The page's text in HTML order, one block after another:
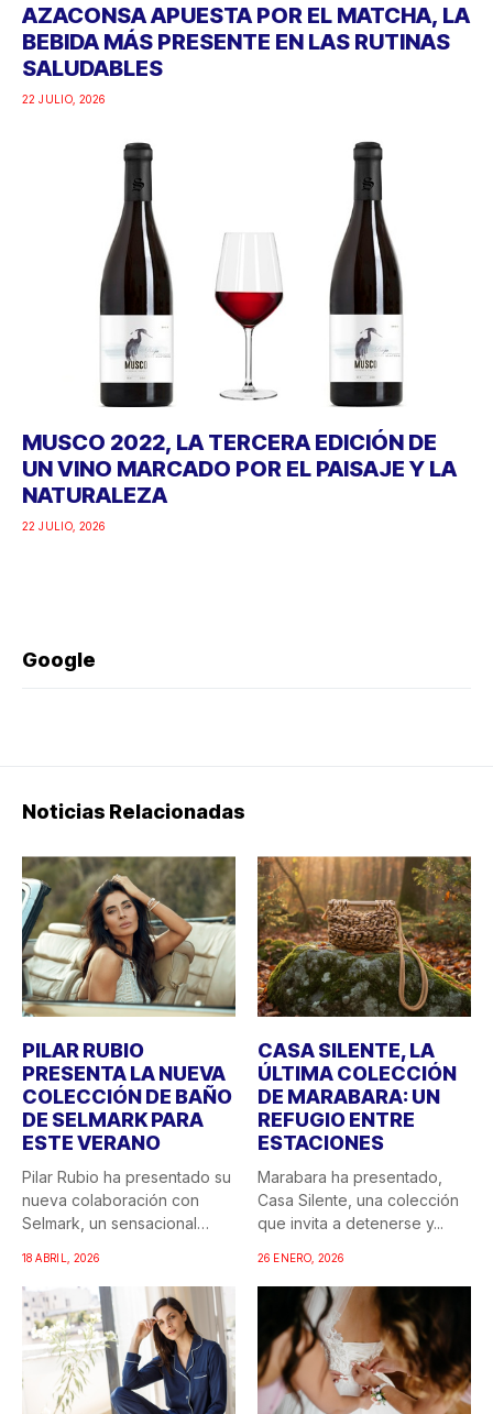
AZACONSA APUESTA POR EL MATCHA, LA
BEBIDA MÁS PRESENTE EN LAS RUTINAS
SALUDABLES
22 JULIO, 2026
MUSCO 2022, LA TERCERA EDICIÓN DE
UN VINO MARCADO POR EL PAISAJE Y LA
NATURALEZA
22 JULIO, 2026
Google
Noticias Relacionadas
PILAR RUBIO
PRESENTA LA NUEVA
COLECCIÓN DE BAÑO
DE SELMARK PARA
ESTE VERANO
Pilar Rubio ha presentado su
nueva colaboración con
Selmark, un sensacional
18 ABRIL, 2026
CASA SILENTE, LA
ÚLTIMA COLECCIÓN
DE MARABARA: UN
REFUGIO ENTRE
ESTACIONES
Marabara ha presentado,
Casa Silente, una colección
que invita a detenerse y...
26 ENERO, 2026